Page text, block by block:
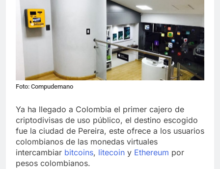
Foto: Compudemano
Ya ha llegado a Colombia el primer cajero de
criptodivisas de uso público, el destino escogido
fue la ciudad de Pereira, este ofrece a los usuarios
colombianos de las monedas virtuales
intercambiar bitcoins, litecoin y Ethereum por
pesos colombianos.